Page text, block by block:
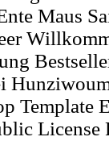
Maus
Template
License